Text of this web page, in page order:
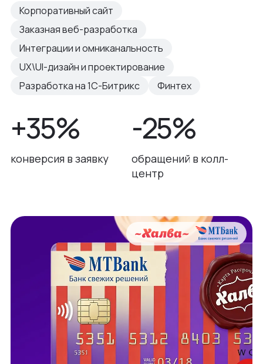
Корпоративный сайт
Заказная веб-разработка
Интеграции и омниканальность
UX\UI-дизайн и проектирование
Разработка на 1С-Битрикс
Финтех
+35%
конверсия в заявку
-25%
обращений в колл-
центр